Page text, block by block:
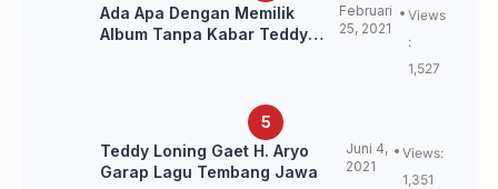
Ada Apa Dengan Memilik
Album Tanpa Kabar Teddy
Februari
25, 2021
Views
:
1,527
Teddy Loning Gaet H. Aryo
Garap Lagu Tembang Jawa
Juni 4,
2021
Views:
1,351